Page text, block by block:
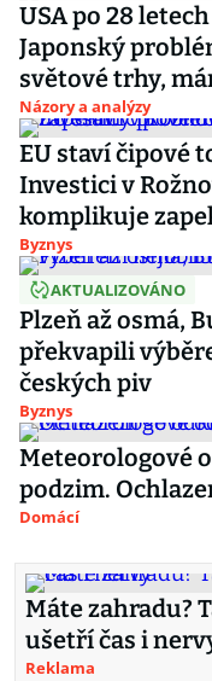
USA po 28
Japonský
světové trhy,
Názory a analýzy
EU staví čipové
Investici v
komplikuje
Byznys
AKTUALIZOVÁNO
Plzeň až osmá,
překvapili
českých piv
Byznys
Meteorologové
podzim.
Domácí
Máte zahradu?
ušetří čas i
Reklama